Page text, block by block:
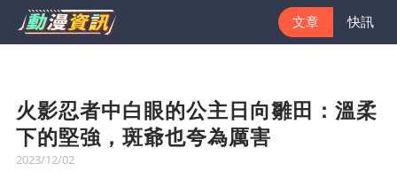
文章 快訊
火影忍者中白眼的公主日向雛田：溫柔
下的堅強，斑爺也夸為厲害
2023/12/02